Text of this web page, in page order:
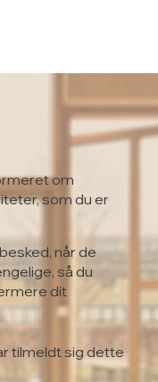
om
som du er
når de
så du
dit
tilmeldt sig dette